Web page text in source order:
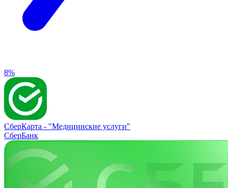
8%
СберКарта - "Медицинские услуги"
СберБанк